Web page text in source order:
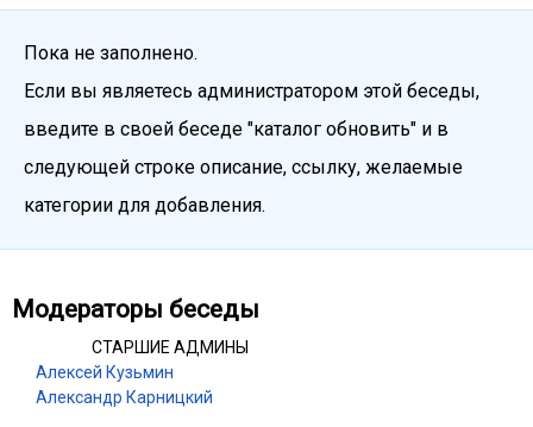
Пока не заполнено.
Если вы являетесь администратором этой беседы,
введите в своей беседе "каталог обновить" и в
следующей строке описание, ссылку, желаемые
категории для добавления.
Модераторы беседы
СТАРШИЕ АДМИНЫ
Алексей Кузьмин
Александр Карницкий